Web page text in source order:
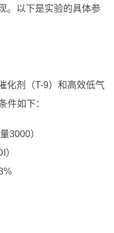
。以下是实验的具体参
化剂（T-9）和高效低气
件如下：
3000）